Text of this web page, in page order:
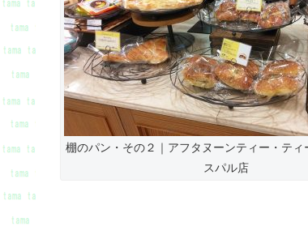
棚のパン・その２｜アフタヌーンティー・ティ
スパル店